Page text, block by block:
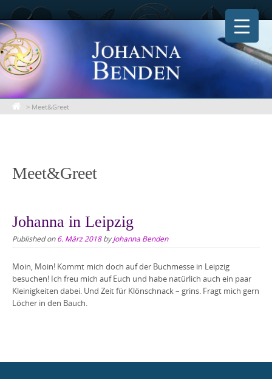
Skip
to
content
> Meet&Greet
Meet&Greet
Johanna in Leipzig
Published on6. März 2018byJohanna Benden
Moin, Moin! Kommt mich doch auf der Buchmesse in Leipzig
besuchen! Ich freu mich auf Euch und habe natürlich auch ein paar
Kleinigkeiten dabei. Und Zeit für Klönschnack – grins. Fragt mich gern
Löcher in den Bauch.